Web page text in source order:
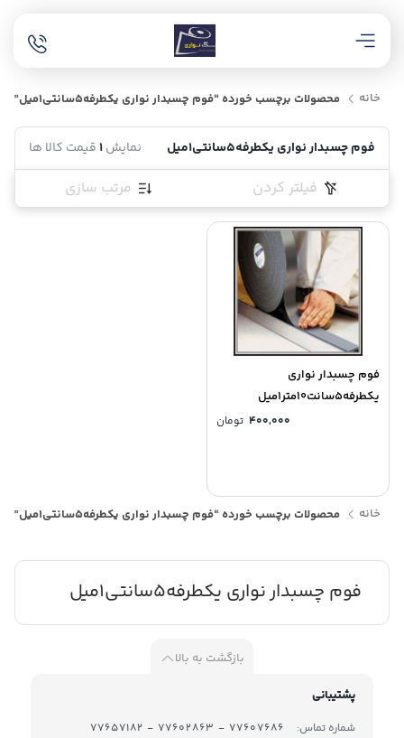
خانه محصولات برچسب خورده “فوم چسبدار نواری یکطرفه5سانتی1میل”
فوم چسبدار نواری یکطرفه5سانتی1میل نمایش1قیمت کالا ها
فیلتر کردن مرتب سازی
فوم چسبدار نواری
یکطرفه5سانت10متر1میل
400,000 تومان
خانه محصولات برچسب خورده “فوم چسبدار نواری یکطرفه5سانتی1میل”
فوم چسبدار نواری یکطرفه5سانتی1میل
بازگشت به بالا
پشتیبانی
شماره تماس: